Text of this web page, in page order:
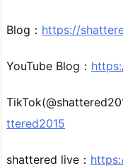
Blog： https://
YouTube Blog：
ttered2015
shattered live：